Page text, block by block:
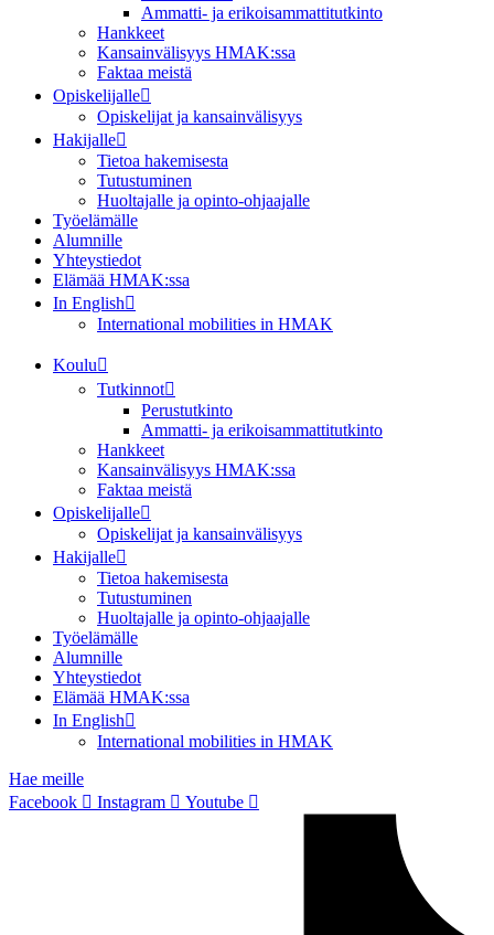
Ammatti- ja erikoisammattitutkinto
Hankkeet
Kansainvälisyys HMAK:ssa
Faktaa meistä
Opiskelijalle
Opiskelijat ja kansainvälisyys
Hakijalle
Tietoa hakemisesta
Tutustuminen
Huoltajalle ja opinto-ohjaajalle
Työelämälle
Alumnille
Yhteystiedot
Elämää HMAK:ssa
In English
International mobilities in HMAK
Koulu
Tutkinnot
Perustutkinto
Ammatti- ja erikoisammattitutkinto
Hankkeet
Kansainvälisyys HMAK:ssa
Faktaa meistä
Opiskelijalle
Opiskelijat ja kansainvälisyys
Hakijalle
Tietoa hakemisesta
Tutustuminen
Huoltajalle ja opinto-ohjaajalle
Työelämälle
Alumnille
Yhteystiedot
Elämää HMAK:ssa
In English
International mobilities in HMAK
Hae meille
Facebook
Instagram Youtube